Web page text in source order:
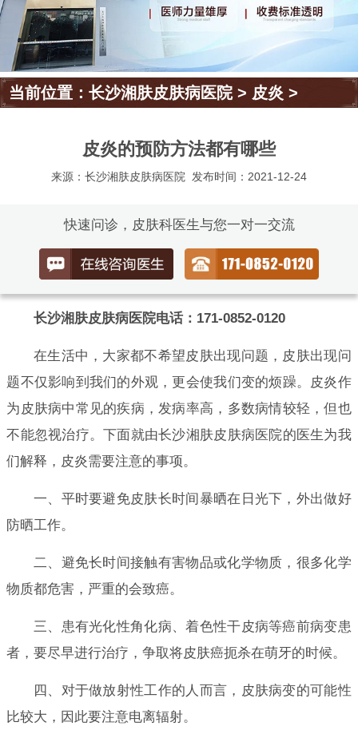
当前位置：长沙湘肤皮肤病医院> 皮炎 >
皮炎的预防方法都有哪些
来源：长沙湘肤皮肤病医院 发布时间：2021-12-24
快速问诊，皮肤科医生与您一对一交流
长沙湘肤皮肤病医院电话：171-0852-0120
在生活中，大家都不希望皮肤出现问题，皮肤出现问
题不仅影响到我们的外观，更会使我们变的烦躁。皮炎作
为皮肤病中常见的疾病，发病率高，多数病情较轻，但也
不能忽视治疗。下面就由长沙湘肤皮肤病医院的医生为我
们解释，皮炎需要注意的事项。
一、平时要避免皮肤长时间暴晒在日光下，外出做好
防晒工作。
二、避免长时间接触有害物品或化学物质，很多化学
物质都危害，严重的会致癌。
三、患有光化性角化病、着色性干皮病等癌前病变患
者，要尽早进行治疗，争取将皮肤癌扼杀在萌牙的时候。
四、对于做放射性工作的人而言，皮肤病变的可能性
比较大，因此要注意电离辐射。